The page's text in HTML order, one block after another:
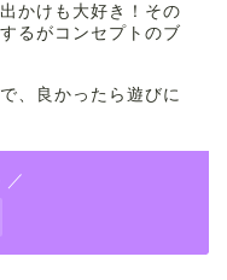
かけも大好き！その
るがコンセプトのブ
、良かったら遊びに